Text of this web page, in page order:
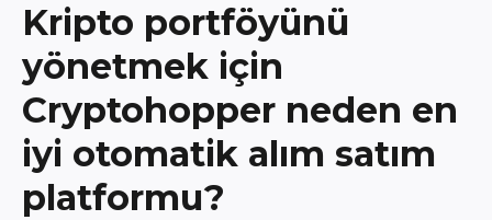
Kripto portföyünü
yönetmek için
Cryptohopper neden en
iyi otomatik alım satım
platformu?